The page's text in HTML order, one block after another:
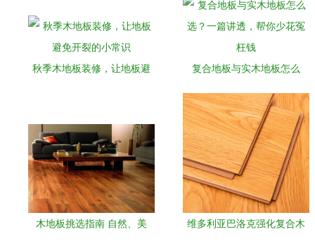
秋季木地板装修，让地板避
复合地板与实木地板怎么
枉钱
木地板挑选指南 自然、美
维多利亚巴洛克强化复合木